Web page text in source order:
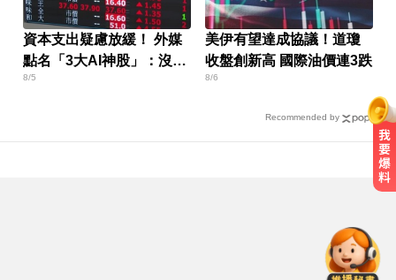
資本支出疑慮放緩！ 外媒
點名「3大AI神股」：沒它
不行
8/5
美伊有望達成協議！道瓊
收盤創新高 國際油價連3跌
8/6
Recommended by